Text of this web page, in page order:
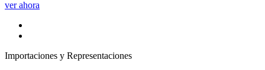
ver ahora
Importaciones y Representaciones